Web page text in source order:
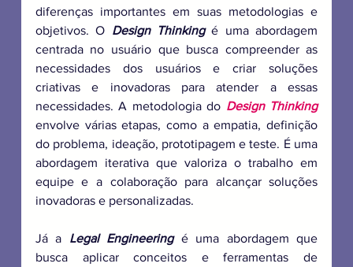
diferenças importantes em suas metodologias e
objetivos. O Design Thinking é uma abordagem
centrada no usuário que busca compreender as
necessidades dos usuários e criar soluções
criativas e inovadoras para atender a essas
necessidades. A metodologia do Design Thinking
envolve várias etapas, como a empatia, definição
do problema, ideação, prototipagem e teste. É uma
abordagem iterativa que valoriza o trabalho em
equipe e a colaboração para alcançar soluções
inovadoras e personalizadas.
Já a Legal Engineering é uma abordagem que
busca aplicar conceitos e ferramentas de